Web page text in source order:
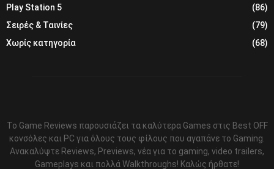
Play Station 5
(86)
Σειρές & Ταινίες
(79)
Χωρίς κατηγορία
(68)
Το Game Reviews παρουσιάζει τα καλύτερα Games στις Best OFF
κονσόλες και PC για όλους τους φίλους που αγαπάνε το Gaming.
Ανακαλύψτε Reviews, Previews, νέα για το gaming, video trailers,
Gameplays και πολλά Walkthroughs! Καλώς ήρθατε!